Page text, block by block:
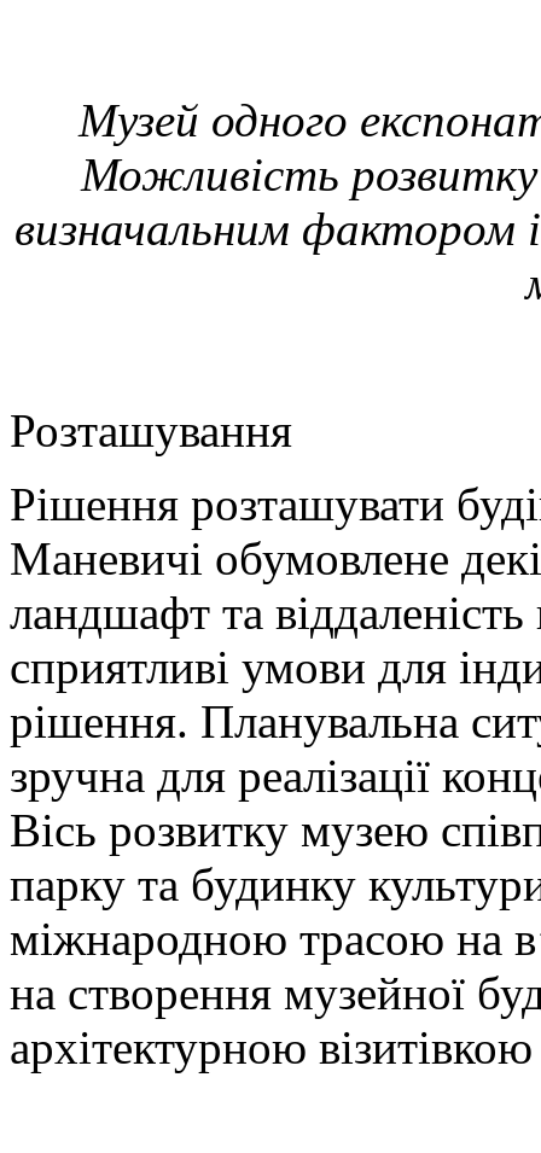
Музей одного
Можливість розвитку
визначальним фактором
Розташування
Рішення розташувати
Маневичі обумовлене
ландшафт та
сприятливі умови для
рішення. Планувальна
зручна для реалізації
Вісь розвитку музею
парку та будинку
міжнародною трасою на
на створення музейної
архітектурною